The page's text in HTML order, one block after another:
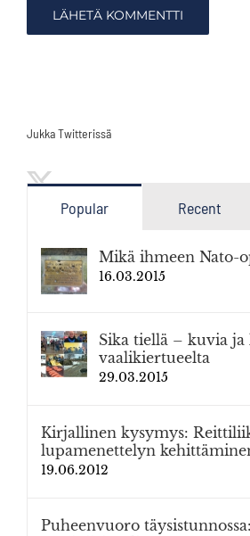
Jukka Twitterissä
Popular Recent
Mikä ihmeen Nato-
16.03.2015
Sika tiellä – kuvia
vaalikiertueelta
29.03.2015
Kirjallinen kysymys:
lupamenettelyn
19.06.2012
Puheenvuoro täysistunnossa: